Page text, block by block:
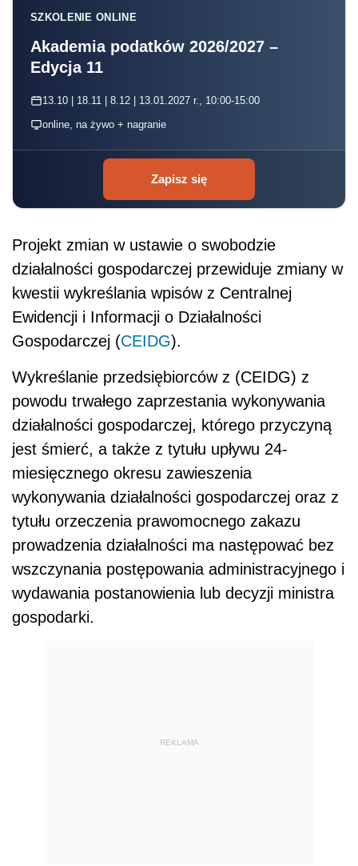
SZKOLENIE ONLINE
Akademia podatków 2026/2027 –
Edycja 11
13.10 | 18.11 | 8.12 | 13.01.2027 r., 10:00-15:00
online, na żywo + nagranie
Zapisz się
Projekt zmian w ustawie o swobodzie
działalności gospodarczej przewiduje zmiany w
kwestii wykreślania wpisów z Centralnej
Ewidencji i Informacji o Działalności
Gospodarczej (CEIDG).
Wykreślanie przedsiębiorców z (CEIDG) z
powodu trwałego zaprzestania wykonywania
działalności gospodarczej, którego przyczyną
jest śmierć, a także z tytułu upływu 24-
miesięcznego okresu zawieszenia
wykonywania działalności gospodarczej oraz z
tytułu orzeczenia prawomocnego zakazu
prowadzenia działalności ma następować bez
wszczynania postępowania administracyjnego i
wydawania postanowienia lub decyzji ministra
gospodarki.
REKLAMA